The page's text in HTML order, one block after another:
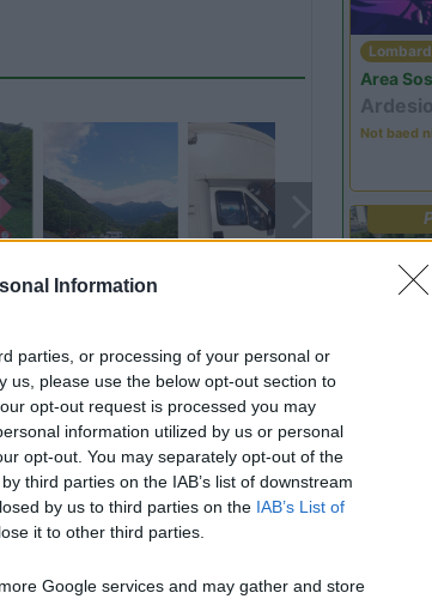
Information
parties, or processing of your personal or
us, please use the below opt-out section to
opt-out request is processed you may
information utilized by us or personal
opt-out. You may separately opt-out of the
third parties on the IAB’s list of downstream
by us to third parties on the IAB’s List of
it to other third parties.
Google services and may gather and store
Carica foto
Area
Ardesio
Not baed
Emilia